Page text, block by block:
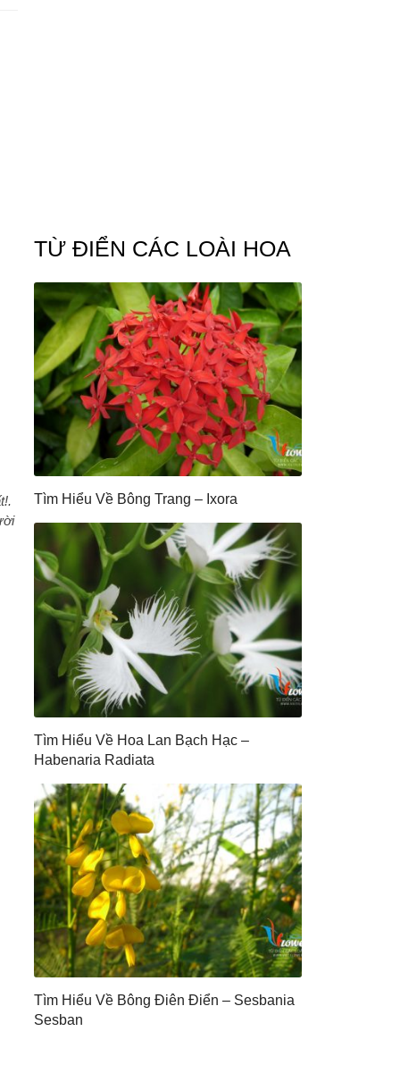
TỪ ĐIỂN CÁC LOÀI HOA
Tìm Hiểu Về Bông Trang – Ixora
Tìm Hiểu Về Hoa Lan Bạch Hạc –
Habenaria Radiata
Tìm Hiểu Về Bông Điên Điển – Sesbania
Sesban